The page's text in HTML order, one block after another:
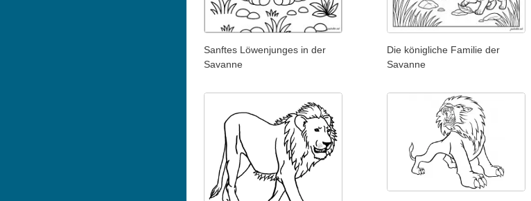
Sanftes Löwenjunges in der
Savanne
Die königliche Familie der
Savanne